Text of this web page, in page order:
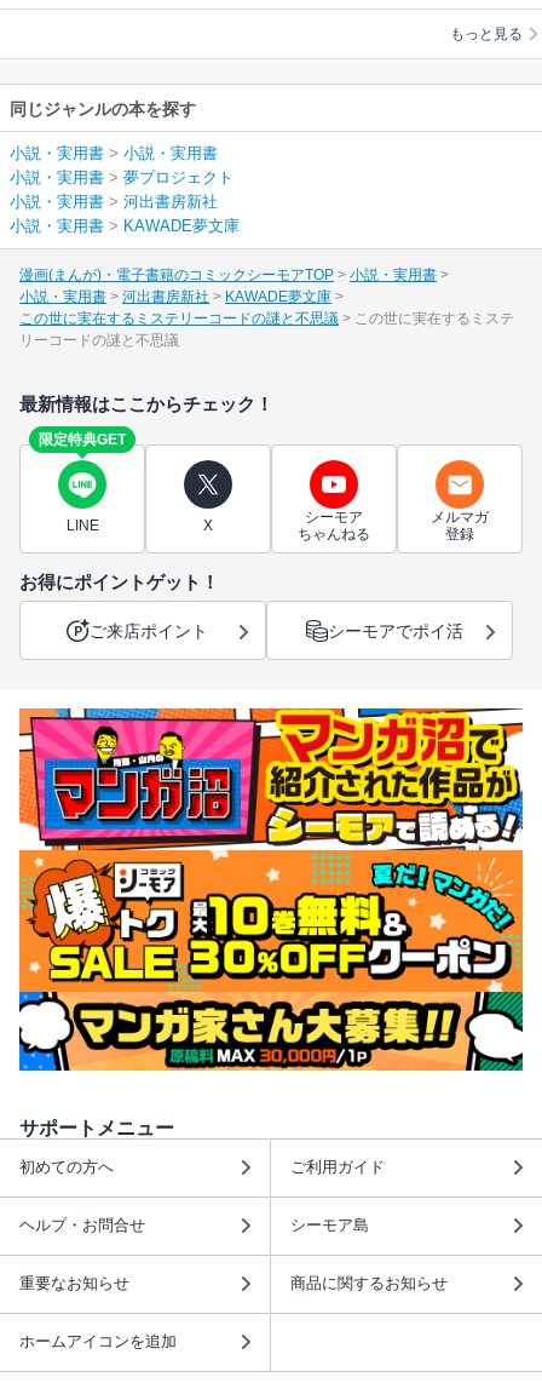
と不思議
もっと見る
同じジャンルの本を探す
小説・実用書 > 小説・実用書
小説・実用書 > 夢プロジェクト
小説・実用書 > 河出書房新社
小説・実用書 > KAWADE夢文庫
漫画(まんが)・電子書籍のコミックシーモアTOP
小説・実用書
小説・実用書
河出書房新社
KAWADE夢文庫
この世に実在するミステリーコードの謎と不思議
この世に実在するミステ
リーコードの謎と不思議
最新情報はここからチェック！
限定特典GET
LINE X
シーモア
ちゃんねる
メルマガ
登録
お得にポイントゲット！
ご来店ポイント シーモアでポイ活
サポートメニュー
初めての方へ ご利用ガイド
ヘルプ・お問合せ シーモア島
重要なお知らせ 商品に関するお知らせ
ホームアイコンを追加